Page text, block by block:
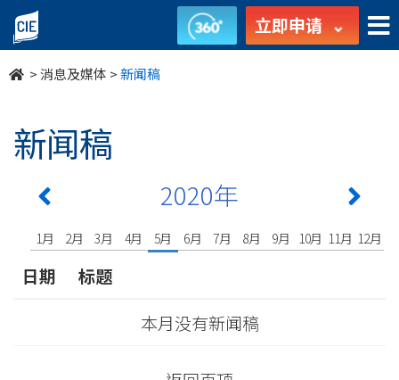
undefined 立即申请
>消息及媒体 >新闻稿
新闻稿
2020年
1月 2月 3月 4月 5月 6月 7月 8月 9月 10月 11月 12月
日期
标题
本月没有新闻稿